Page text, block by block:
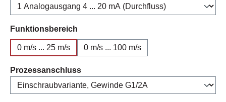
Funktionsbereich
0 m/s ... 25 m/s 0 m/s ... 100 m/s
Prozessanschlussauswählen